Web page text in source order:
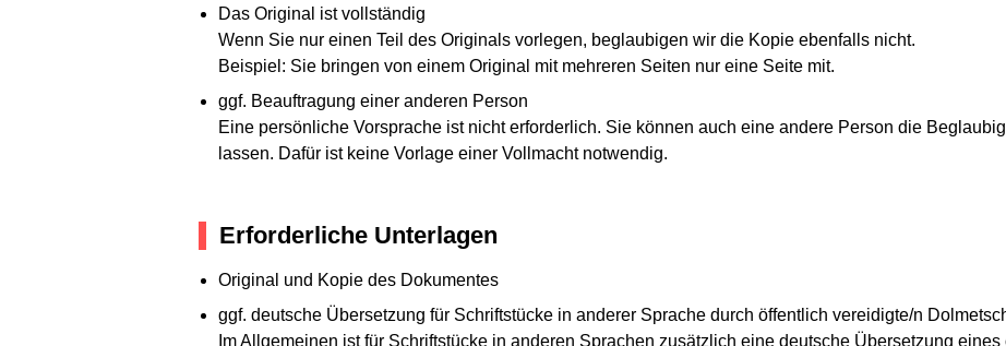
Das Original ist vollständig
Wenn Sie nur einen Teil des Originals vorlegen, beglaubigen wir die Kopie ebenfalls nicht.
Beispiel: Sie bringen von einem Original mit mehreren Seiten nur eine Seite mit.
ggf. Beauftragung einer anderen Person
Eine persönliche Vorsprache ist nicht erforderlich. Sie können auch eine andere Person die
lassen. Dafür ist keine Vorlage einer Vollmacht notwendig.
Erforderliche Unterlagen
Original und Kopie des Dokumentes
ggf. deutsche Übersetzung für Schriftstücke in anderer Sprache durch öffentlich vereidigte/n
Im Allgemeinen ist für Schriftstücke in anderen Sprachen zusätzlich eine deutsche Übersetzung